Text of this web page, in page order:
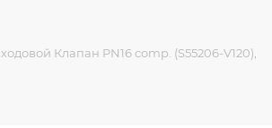
Клапан PN16 comp. (S55206-V120),